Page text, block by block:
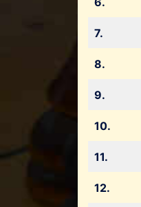
7.
8.
9.
10.
11.
12.